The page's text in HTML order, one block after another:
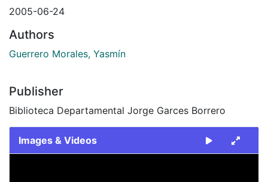
2005-06-24
Authors
Guerrero Morales, Yasmín
Publisher
Biblioteca Departamental Jorge Garces Borrero
Images & Videos